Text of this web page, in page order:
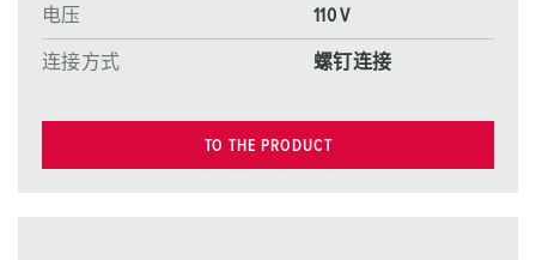
电压 110 V
连接方式 螺钉连接
TO THE PRODUCT